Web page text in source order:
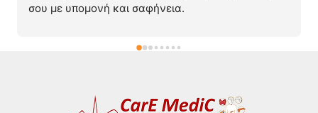
σου με υπομονή και σαφήνεια.